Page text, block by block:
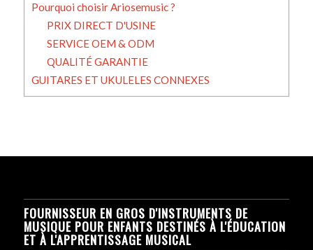
Pourquoi choisir Ariosemusic ?
PRIX DIRECT D'USINE
SERVICE OEM & ODM
QUALITÉ GARANTIE
GUITARES ET UKULELES CONNEXES
FOURNISSEUR EN GROS D'INSTRUMENTS DE
MUSIQUE POUR ENFANTS DESTINÉS À L'ÉDUCATION
ET À L'APPRENTISSAGE MUSICAL